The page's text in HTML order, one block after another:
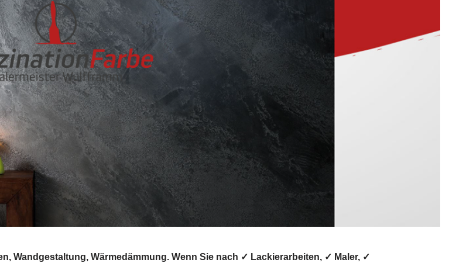
Wandgestaltung, Wärmedämmung. Wenn Sie nach ✓ Lackierarbeiten, ✓ Maler, ✓